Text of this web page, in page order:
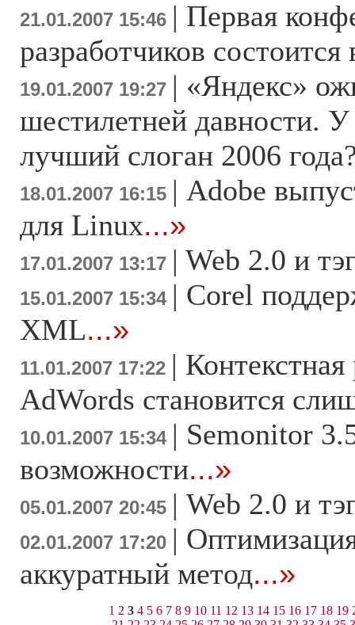
21.01.2007 15:46 | Первая
разработчиков состоится
19.01.2007 19:27 | «Яндекс»
шестилетней давности.
лучший слоган 2006
18.01.2007 16:15 | Adobe
для Linux...»
17.01.2007 13:17 | Web 2.0 и
15.01.2007 15:34 | Corel
XML...»
11.01.2007 17:22 |
AdWords становится
10.01.2007 15:34 | Semonitor
возможности...»
05.01.2007 20:45 | Web 2.0 и
02.01.2007 17:20 |
аккуратный метод...»
1 2 3 4 5 6 7 8 9 10 11 12 13 14 15 16 17 18 19